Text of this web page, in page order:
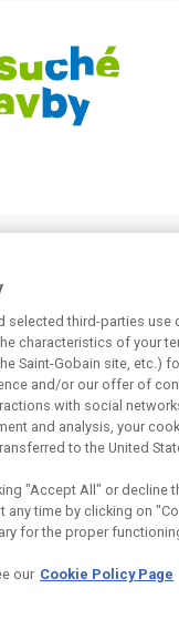
či jejich využití v
nás kontaktovat.
podpory
selected third-parties
characteristics of your
Saint-Gobain site, etc.)
and/or our offer of
with social
and analysis, your
to the United
"Accept All" or decline
any time by clicking on
for the proper
our Cookie Policy Page